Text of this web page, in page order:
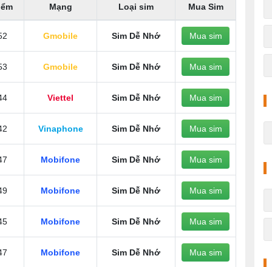
Mạng Loại sim Mua Sim
Gmobile Sim Dễ Nhớ Mua sim
Gmobile Sim Dễ Nhớ Mua sim
Viettel Sim Dễ Nhớ Mua sim
Vinaphone Sim Dễ Nhớ Mua sim
Mobifone Sim Dễ Nhớ Mua sim
Mobifone Sim Dễ Nhớ Mua sim
Mobifone Sim Dễ Nhớ Mua sim
Mobifone Sim Dễ Nhớ Mua sim